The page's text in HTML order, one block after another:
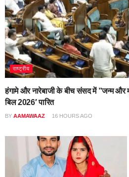
राष्ट्रीय
हंगामे और नारेबाजी के बीच संसद में ”जन्म और
बिल 2026′ पारित
BY AAMAWAAZ 16 HOURS AGO